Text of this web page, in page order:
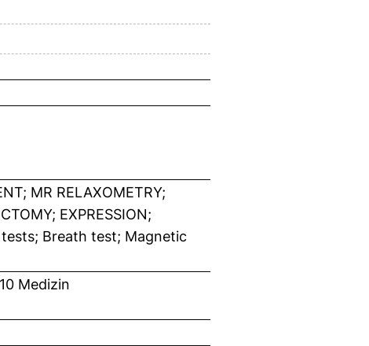
MR RELAXOMETRY;
EXPRESSION;
Breath test; Magnetic
Medizin